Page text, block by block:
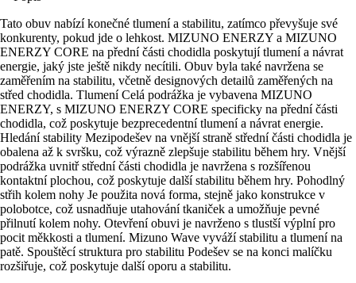
Tato obuv nabízí konečné tlumení a stabilitu, zatímco převyšuje své
konkurenty, pokud jde o lehkost. MIZUNO ENERZY a MIZUNO
ENERZY CORE na přední části chodidla poskytují tlumení a návrat
energie, jaký jste ještě nikdy necítili. Obuv byla také navržena se
zaměřením na stabilitu, včetně designových detailů zaměřených na
střed chodidla. Tlumení Celá podrážka je vybavena MIZUNO
ENERZY, s MIZUNO ENERZY CORE specificky na přední části
chodidla, což poskytuje bezprecedentní tlumení a návrat energie.
Hledání stability Mezipodešev na vnější straně střední části chodidla je
obalena až k svršku, což výrazně zlepšuje stabilitu během hry. Vnější
podrážka uvnitř střední části chodidla je navržena s rozšířenou
kontaktní plochou, což poskytuje další stabilitu během hry. Pohodlný
střih kolem nohy Je použita nová forma, stejně jako konstrukce v
polobotce, což usnadňuje utahování tkaniček a umožňuje pevné
přilnutí kolem nohy. Otevření obuvi je navrženo s tlustší výplní pro
pocit měkkosti a tlumení. Mizuno Wave vyváží stabilitu a tlumení na
patě. Spouštěcí struktura pro stabilitu Podešev se na konci malíčku
rozšiřuje, což poskytuje další oporu a stabilitu.